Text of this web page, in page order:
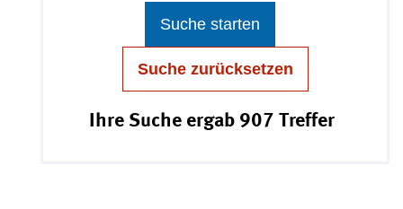
Suche starten
Suche zurücksetzen
Ihre Suche ergab 907 Treffer